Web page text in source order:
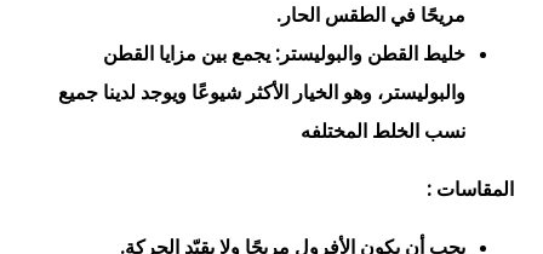
مريحًا في الطقس الحار.
خليط القطن والبوليستر: يجمع بين مزايا القطن
والبوليستر، وهو الخيار الأكثر شيوعًا ويوجد لدينا جميع
نسب الخلط المختلفه
المقاسات :
يجب أن يكون الأفرول مريحًا ولا يقيّد الحركة.